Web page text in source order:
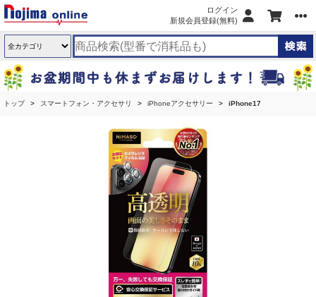
ログイン
新規会員登録(無料)
トップ スマートフォン・アクセサリ iPhoneアクセサリー iPhone17